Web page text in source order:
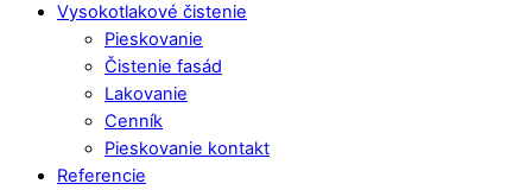
Vysokotlakové čistenie
Pieskovanie
Čistenie fasád
Lakovanie
Cenník
Pieskovanie kontakt
Referencie